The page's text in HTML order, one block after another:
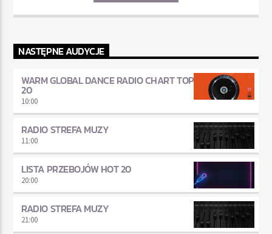
NASTĘPNE AUDYCJE
WARM GLOBAL DANCE RADIO CHART TOP
20
10:00
RADIO STREFA MUZY
11:00
LISTA PRZEBOJÓW HOT 20
20:00
RADIO STREFA MUZY
21:00